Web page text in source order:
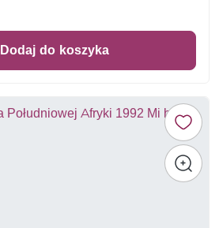
Dodaj do koszyka